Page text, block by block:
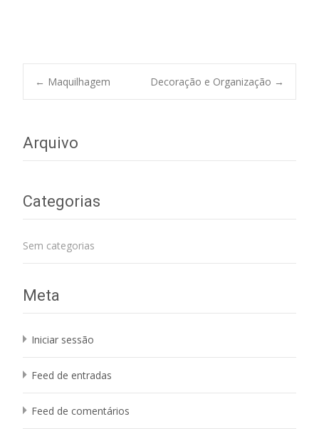
Post
← Maquilhagem Decoração e Organização →
Arquivo
Categorias
Sem categorias
Meta
Iniciar sessão
Feed de entradas
Feed de comentários